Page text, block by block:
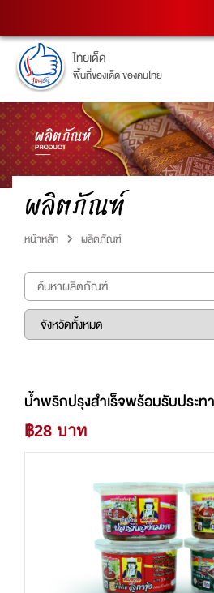
ไทยเด็ด
พื้นที่ของเด็ด ของคนไทย
ผลิตภัณฑ์
หน้าหลัก ผลิตภัณฑ์
น้ำพริกปรุงสำเร็จพร้อมรับประท
฿28 บาท